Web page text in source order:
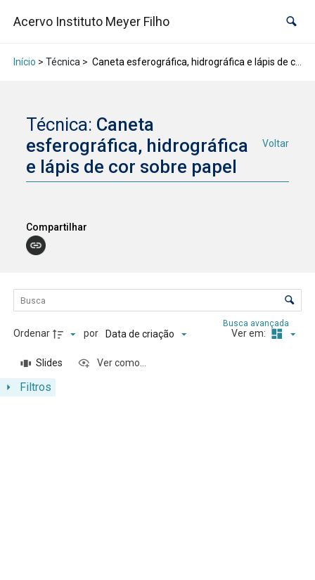
Acervo Instituto Meyer Filho
Início > Técnica > Caneta esferográfica, hidrográfica e lápis de cor sobre papel
Técnica: Caneta
esferográfica, hidrográfica
e lápis de cor sobre papel
Voltar
Compartilhar
Lista de itens
Controle de ordenação e visualização
Filtros
Busca avançada
Ordenar por Data de criação Ver em:
Slides Ver como...